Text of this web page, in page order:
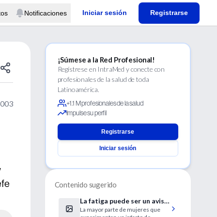
Notificaciones Iniciar sesión Registrarse
¡Súmese a la Red Profesional!
Regístrese en IntraMed y conecte con
profesionales de la salud de toda
Latinoamérica.
+1.1 M profesionales de la salud
Impulse su perfil
Registrarse
Iniciar sesión
Contenido sugerido
La fatiga puede ser un aviso
de inminente infarto de
La mayor parte de mujeres que